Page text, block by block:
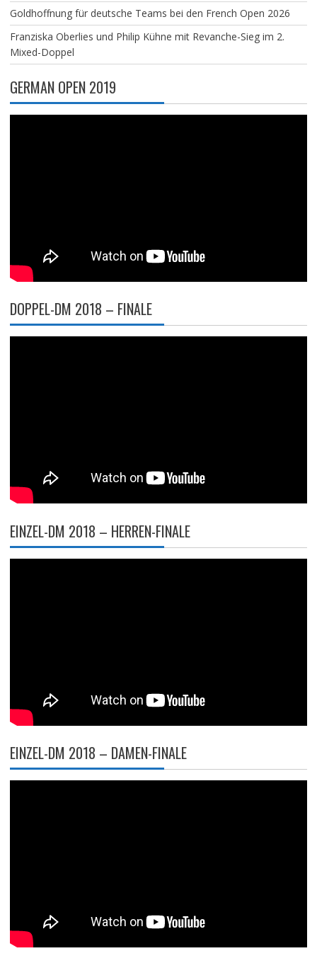
Goldhoffnung für deutsche Teams bei den French Open 2026
Franziska Oberlies und Philip Kühne mit Revanche-Sieg im 2.
Mixed-Doppel
GERMAN OPEN 2019
DOPPEL-DM 2018 – FINALE
EINZEL-DM 2018 – HERREN-FINALE
EINZEL-DM 2018 – DAMEN-FINALE